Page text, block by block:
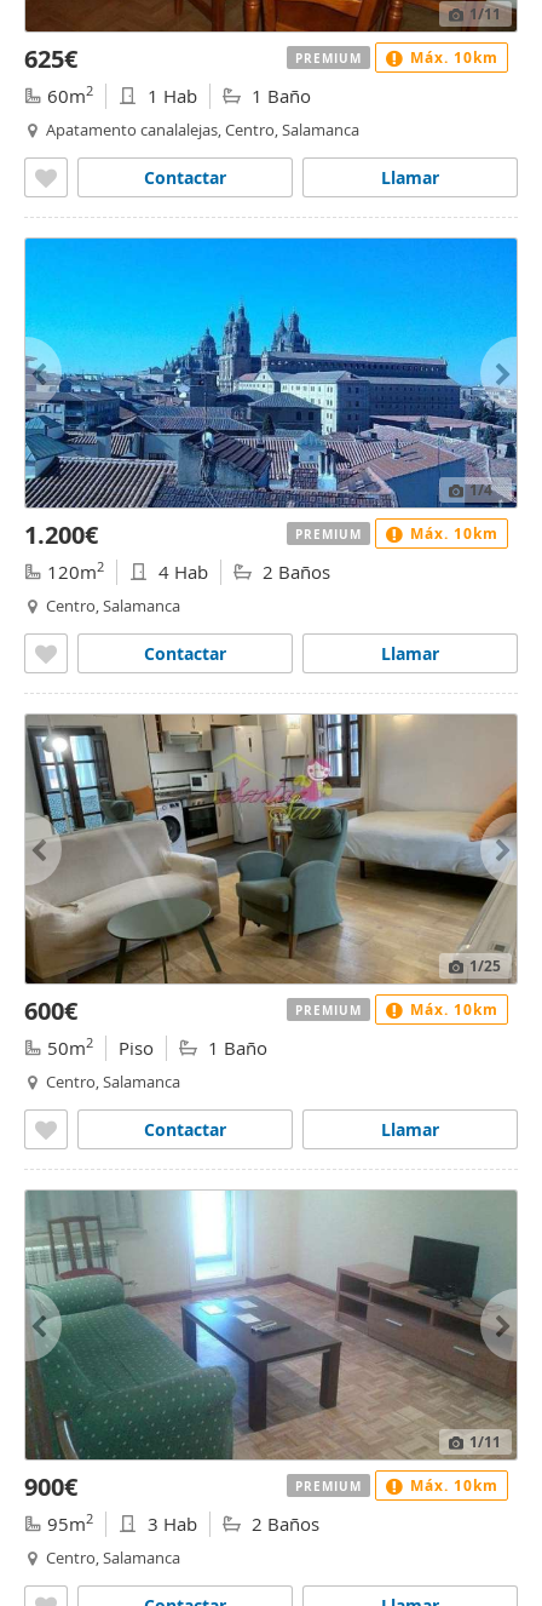
1/11
625€
60m2 1 Hab 1 Baño
Apatamento canalalejas, Centro, Salamanca
Llamar
Contactar
PREMIUM Máx. 10km
1/4
1.200€
120m2 4 Hab 2 Baños
Centro, Salamanca
Llamar
Contactar
PREMIUM Máx. 10km
1/25
600€
50m2 Piso 1 Baño
Centro, Salamanca
Llamar
Contactar
PREMIUM Máx. 10km
1/11
900€
95m2 3 Hab 2 Baños
Centro, Salamanca
PREMIUM Máx. 10km